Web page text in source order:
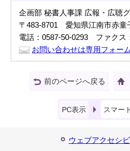
企画部 秘書人事課 広報・広聴
〒483-8701 愛知県江南市赤童
電話：0587-50-0293 ファクス
お問い合わせは専用フォー
前のページへ戻る
PC表示 スマー
ウェブアクセシ